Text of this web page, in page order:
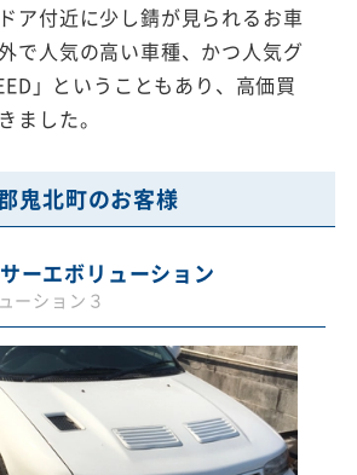
ア付近に少し錆が見られるお車
で人気の高い車種、かつ人気グ
」ということもあり、高価買
ました。
鬼北町のお客様
ーエボリューション
ーション３